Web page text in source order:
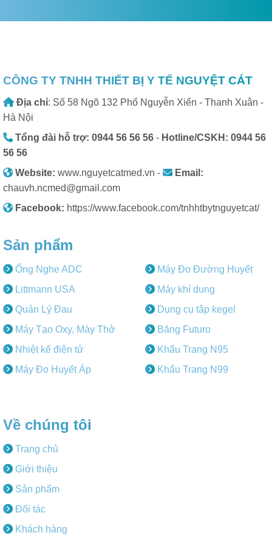
CÔNG TY TNHH THIẾT BỊ Y TẾ NGUYỆT CÁT
Địa chỉ: Số 58 Ngõ 132 Phố Nguyễn Xiển - Thanh Xuân -
Hà Nội
Tổng đài hỗ trợ: 0944 56 56 56 - Hotline/CSKH: 0944 56
56 56
Website: www.nguyetcatmed.vn -
Email:
chauvh.ncmed@gmail.com
Facebook: https://www.facebook.com/tnhhtbytnguyetcat/
Sản phẩm
Ống Nghe ADC
Littmann USA
Quản Lý Đau
Máy Tạo Oxy, Máy Thở
Nhiệt kế điện tử
Máy Đo Huyết Áp
Máy Đo Đường Huyết
Máy khí dung
Dụng cụ tập kegel
Băng Futuro
Khẩu Trang N95
Khẩu Trang N99
Về chúng tôi
Trang chủ
Giới thiệu
Sản phẩm
Đối tác
Khách hàng